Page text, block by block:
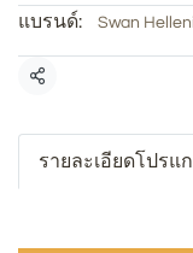
แบรนด์: Swan
แชร์
รายละเอียดโปรแ